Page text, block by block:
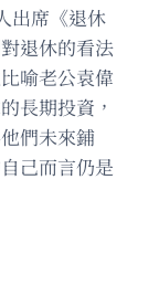
出席《退休
退休的看法
喻老公袁偉
長期投資，
們未來鋪
己而言仍是